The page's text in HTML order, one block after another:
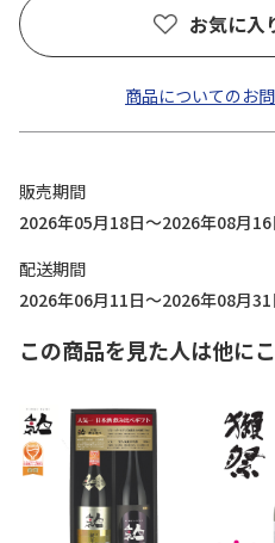
お気に入
商品についてのお
販売期間
2026年05月18日～2026年08月16
配送期間
2026年06月11日～2026年08月31
この商品を見た人は他に